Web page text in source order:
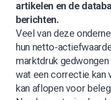
artikelen en de
berichten.
Veel van deze
hun netto-
marktdruk
wat een correctie kan
kan aflopen voor